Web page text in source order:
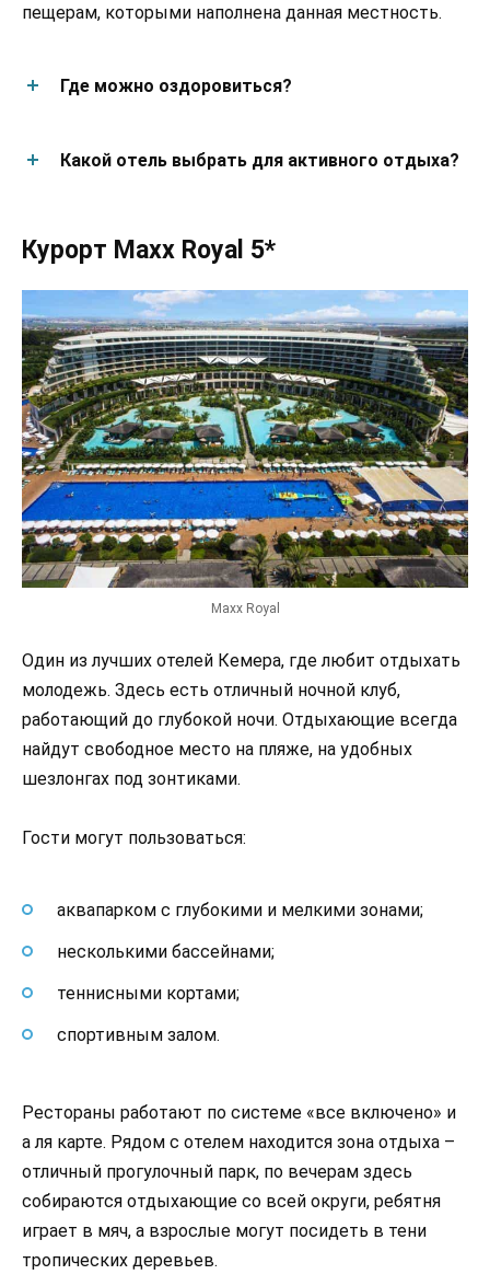
пещерам, которыми наполнена данная местность.
Где можно оздоровиться?
Какой отель выбрать для активного отдыха?
Курорт Maxx Royal 5*
Maxx Royal
Один из лучших отелей Кемера, где любит отдыхать
молодежь. Здесь есть отличный ночной клуб,
работающий до глубокой ночи. Отдыхающие всегда
найдут свободное место на пляже, на удобных
шезлонгах под зонтиками.
Гости могут пользоваться:
аквапарком с глубокими и мелкими зонами;
несколькими бассейнами;
теннисными кортами;
спортивным залом.
Рестораны работают по системе «все включено» и
а ля карте. Рядом с отелем находится зона отдыха –
отличный прогулочный парк, по вечерам здесь
собираются отдыхающие со всей округи, ребятня
играет в мяч, а взрослые могут посидеть в тени
тропических деревьев.